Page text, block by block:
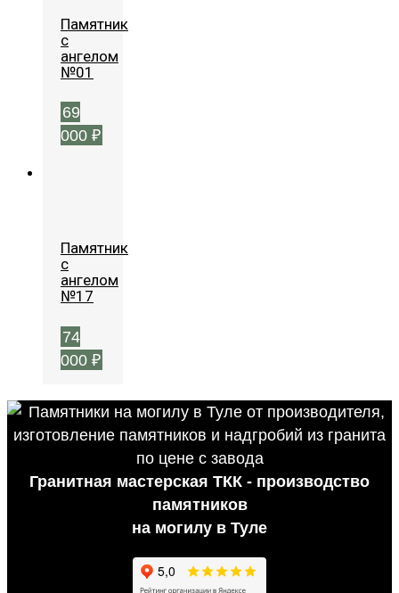
Памятник
с
ангелом
№01
69
000 ₽
Памятник
с
ангелом
№17
74
000 ₽
Гранитная мастерская ТКК - производство
памятников
на могилу в Туле